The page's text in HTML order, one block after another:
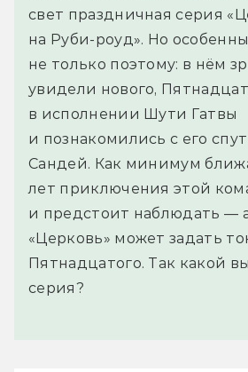
свет праздничная серия
на Руби-роуд». Но
не только поэтому: в нём
увидели нового,
в исполнении Шути Гатвы
и познакомились с его
Сандей. Как минимум
лет приключения этой
и предстоит наблюдать —
«Церковь» может задать
Пятнадцатого. Так какой
серия?